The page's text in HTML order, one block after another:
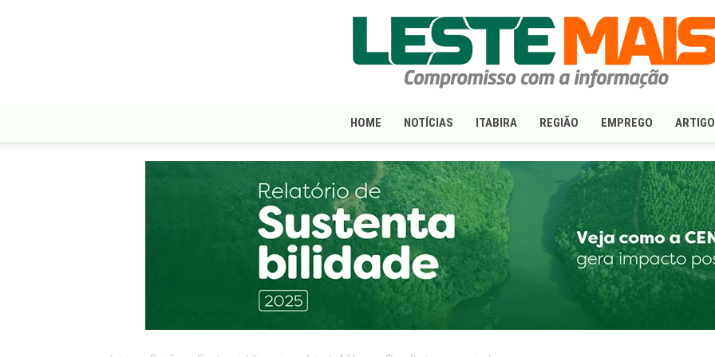
HOME NOTÍCIAS ITABIRA REGIÃO EMPREGO